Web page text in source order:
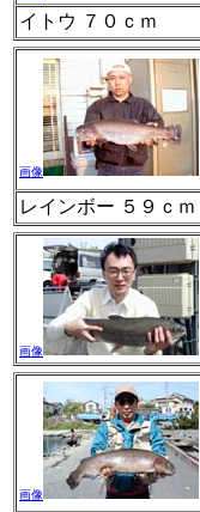
イトウ ７０ｃｍ
画像
レインボー ５９ｃｍ
画像
画像